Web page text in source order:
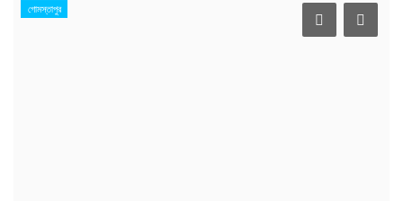
গোমস্তাপুর